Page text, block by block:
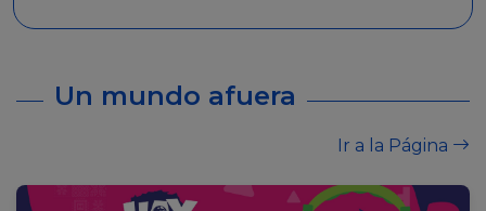
Un mundo afuera
Ir a la Página